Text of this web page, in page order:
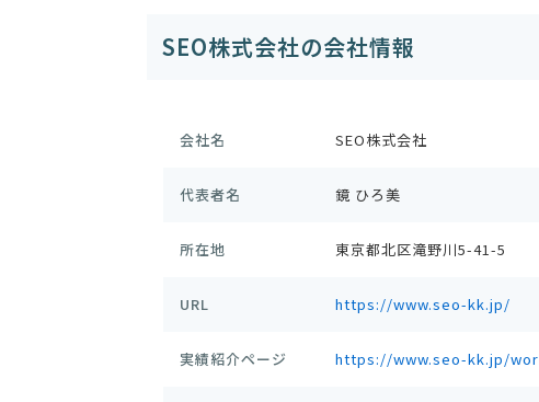
SEO株式会社の会社情報
会社名 SEO株式会社
代表者名 鏡 ひろ美
所在地 東京都北区滝野川5-41-5
URL https://www.seo-kk.jp/
実績紹介ページ https://www.seo-kk.jp/